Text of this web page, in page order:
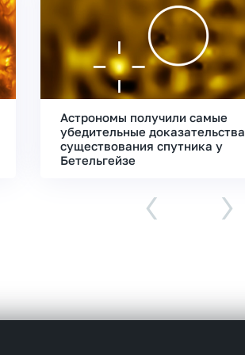
Астрономы получили самые
убедительные доказательства
существования спутника у
Бетельгейзе
‹ ›